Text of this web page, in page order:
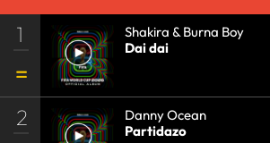
1
Shakira & Burna Boy
Dai dai
2
Danny Ocean
Partidazo